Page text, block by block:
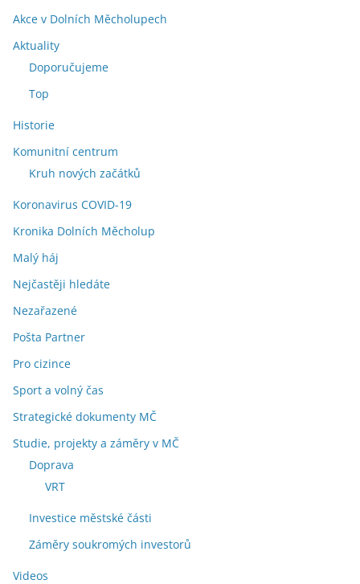
Akce v Dolních Měcholupech
Aktuality
Doporučujeme
Top
Historie
Komunitní centrum
Kruh nových začátků
Koronavirus COVID-19
Kronika Dolních Měcholup
Malý háj
Nejčastěji hledáte
Nezařazené
Pošta Partner
Pro cizince
Sport a volný čas
Strategické dokumenty MČ
Studie, projekty a záměry v MČ
Doprava
VRT
Investice městské části
Záměry soukromých investorů
Videos